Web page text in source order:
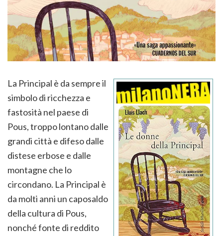
La Principal è da sempre il
simbolo di ricchezza e
fastosità nel paese di
Pous, troppo lontano dalle
grandi città e difeso dalle
distese erbose e dalle
montagne che lo
circondano. La Principal è
da molti anni un caposaldo
della cultura di Pous,
nonché fonte di reddito